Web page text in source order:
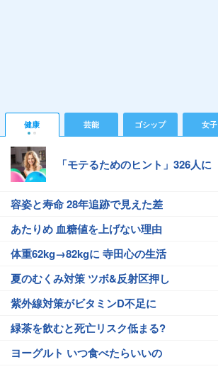
健康 芸能 ゴシップ 女子
「モテるためのヒント」326人に
容姿と寿命 28年追跡で見えた差
あたりめ 血糖値を上げない理由
体重62kg→82kgに 寺田心の生活
夏のむくみ対策 ツボ&反射区押し
紫外線対策がビタミンD不足に
緑茶を飲むと死亡リスク低まる?
ヨーグルト いつ食べたらいいの